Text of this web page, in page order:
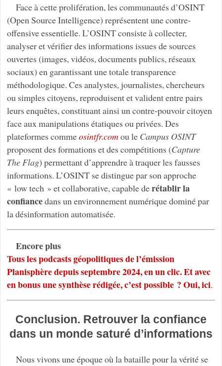
Face à cette prolifération, les communautés d’OSINT
(Open Source Intelligence) représentent une contre-
offensive essentielle. L’OSINT consiste à collecter,
analyser et vérifier des informations issues de sources
ouvertes (images, vidéos, documents publics, réseaux
sociaux) en garantissant une totale transparence
méthodologique. Ces analystes, journalistes, chercheurs
ou simples citoyens, reproduisent et valident entre pairs
leurs enquêtes, constituant ainsi un contre-pouvoir citoyen
face aux manipulations étatiques ou privées. Des
plateformes commeosintfr.comou le Campus OSINT
proposent des formations et des compétitions (Capture
The Flag) permettant d’apprendre à traquer les fausses
informations. L’OSINT se distingue par son approche
« low tech » et collaborative, capable derétablir la
confiancedans un environnement numérique dominé par
la désinformation automatisée.
Encore plus
Tous les podcasts géopolitiques de l’émission
Planisphère depuis septembre 2024, en un clic. Et avec
en bonus une synthèse rédigée, c’est possible ? Oui, ici.
Conclusion. Retrouver la confiance
dans un monde saturé d’informations
Nous vivons une époque où la bataille pour la vérité se